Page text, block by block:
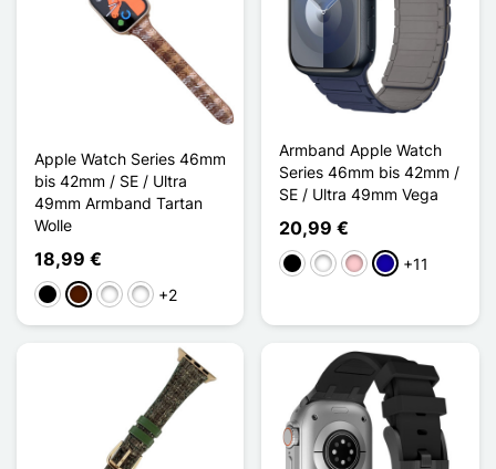
Apple Watch Series 46mm
bis 42mm / SE / Ultra
49mm Armband Tartan
Wolle
18,99 €
SchwarzDunkelbraun
Noir / Blanc
Rouge / Blanc
+2
Armband Apple Watch
Series 46mm bis 42mm /
SE / Ultra 49mm Vega
20,99 €
Schwarz
WeißPinkDunkelblau
+11